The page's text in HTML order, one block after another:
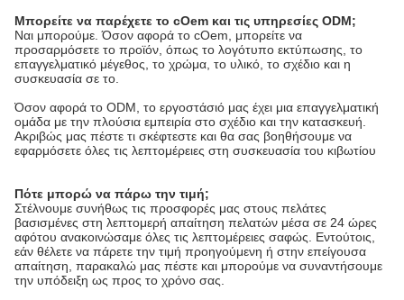
Μπορείτε να παρέχετε το cOem και τις υπηρεσίες ODM;
Ναι μπορούμε. Όσον αφορά το cOem, μπορείτε να
προσαρμόσετε το προϊόν, όπως το λογότυπο εκτύπωσης, το
επαγγελματικό μέγεθος, το χρώμα, το υλικό, το σχέδιο και η
συσκευασία σε το.
Όσον αφορά το ODM, το εργοστάσιό μας έχει μια επαγγελματική
ομάδα με την πλούσια εμπειρία στο σχέδιο και την κατασκευή.
Ακριβώς μας πέστε τι σκέφτεστε και θα σας βοηθήσουμε να
εφαρμόσετε όλες τις λεπτομέρειες στη συσκευασία του κιβωτίου
Πότε μπορώ να πάρω την τιμή;
Στέλνουμε συνήθως τις προσφορές μας στους πελάτες
βασισμένες στη λεπτομερή απαίτηση πελατών μέσα σε 24 ώρες
αφότου ανακοινώσαμε όλες τις λεπτομέρειες σαφώς. Εντούτοις,
εάν θέλετε να πάρετε την τιμή προηγούμενη ή στην επείγουσα
απαίτηση, παρακαλώ μας πέστε και μπορούμε να συναντήσουμε
την υπόδειξη ως προς το χρόνο σας.